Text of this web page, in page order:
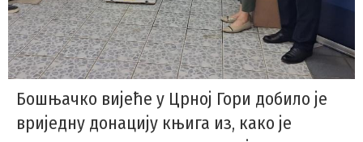
Бошњачко вијеће у Црној Гори добило је
вриједну донацију књига из, како је